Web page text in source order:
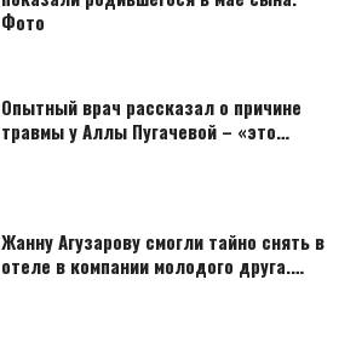
Фото
Опытный врач рассказал о причине
травмы у Аллы Пугачевой – «это…
Жанну Агузарову смогли тайно снять в
отеле в компании молодого друга.…